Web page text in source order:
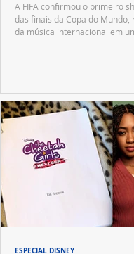
A FIFA confirmou o primeiro
das finais da Copa do Mundo,
da música internacional em
ESPECIAL DISNEY